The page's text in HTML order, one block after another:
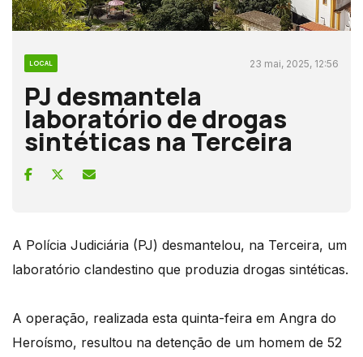
LOCAL 23 mai, 2025, 12:56
PJ desmantela
laboratório de drogas
sintéticas na Terceira
A Polícia Judiciária (PJ) desmantelou, na Terceira, um
laboratório clandestino que produzia drogas sintéticas.
A operação, realizada esta quinta-feira em Angra do
Heroísmo, resultou na detenção de um homem de 52